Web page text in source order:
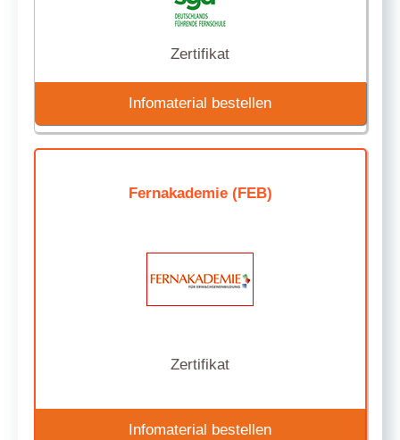
Zertifikat
Infomaterial bestellen
Fernakademie (FEB)
Zertifikat
Infomaterial bestellen